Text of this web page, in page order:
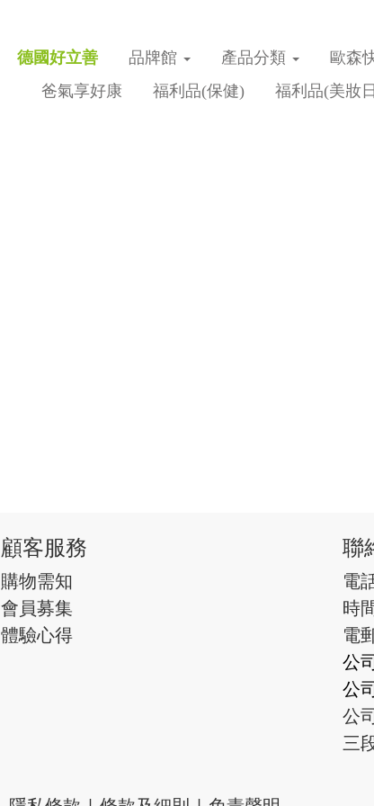
德國好立善 品牌館 產品分類 歐森
爸氣享好康
福利品(保健) 福利品(美妝
顧客服務
購物需知
會員募集
體驗心得
聯
電
時
電
公
公
公
三